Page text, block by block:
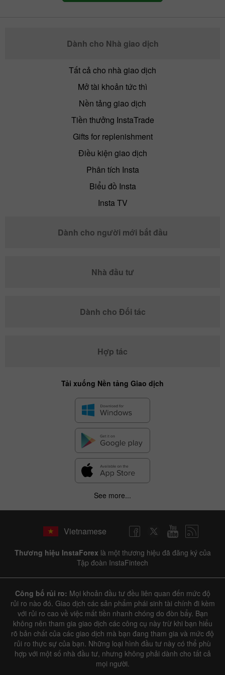
Dành cho Nhà giao dịch
Tất cả cho nhà giao dịch
Mở tài khoản tức thì
Nền tảng giao dịch
Tiền thưởng InstaTrade
Gifts for replenishment
Điều kiện giao dịch
Phân tích Insta
Biểu đồ Insta
Insta TV
Dành cho người mới bắt đầu
Nhà đầu tư
Dành cho Đối tác
Hợp tác
Tải xuống Nền tảng Giao dịch
See more...
Vietnamese
Thương hiệu InstaForex là một thương hiệu đã đăng ký của
Tập đoàn InstaFintech
Công bố rủi ro: Mọi khoản đầu tư đều liên quan đến mức độ
rủi ro nào đó. Giao dịch các sản phẩm phái sinh tài chính đi kèm
với rủi ro cao về việc mất tiền nhanh chóng do đòn bẩy. Bạn
không nên tham gia giao dịch các công cụ này trừ khi bạn hiểu
rõ bản chất của các giao dịch mà bạn đang tham gia và mức độ
rủi ro thực sự của bạn. Những loại hình đầu tư này có thể phù
hợp với một số nhà đầu tư, nhưng không phải dành cho tất cả
mọi người.